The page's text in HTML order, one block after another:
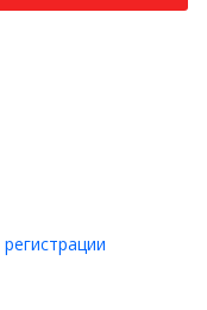
регистрации